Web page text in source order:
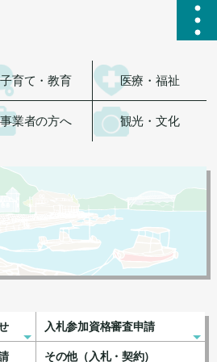
ハ
子育て・教育 医療・福祉
事業者の方へ 観光・文化
入札参加資格審査申請
その他（入札・契約）